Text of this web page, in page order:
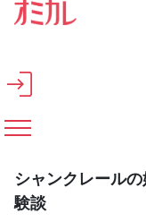
メインコンテンツへスキッ
シャンクレール
験談